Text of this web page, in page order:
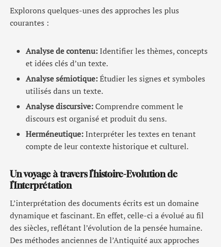
Explorons quelques-unes des approches les plus
courantes :
Analyse de contenu: Identifier les thèmes, concepts
et idées clés d’un texte.
Analyse sémiotique:Étudier les signes et symboles
utilisés dans un texte.
Analyse discursive:Comprendre comment le
discours est organisé et produit du sens.
Herméneutique: Interpréter les textes en tenant
compte de leur contexte historique et culturel.
Un voyage à travers l’histoire-Evolution de
l’Interprétation
L’interprétation des documents écrits est un domaine
dynamique et fascinant. En effet, celle-ci a évolué au fil
des siècles, reflétant l’évolution de la pensée humaine.
Des méthodes anciennes de l’Antiquité aux approches